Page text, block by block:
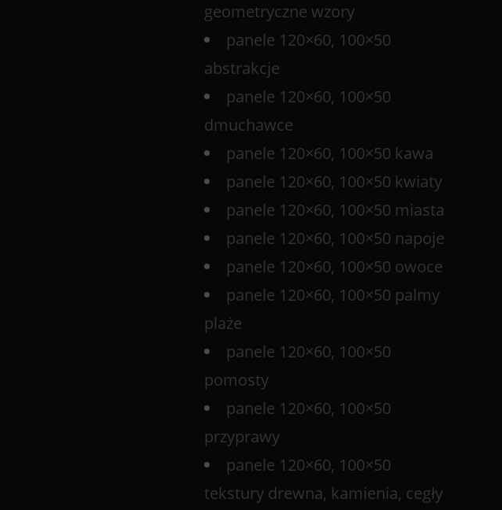
geometryczne wzory
panele 120×60, 100×50
abstrakcje
panele 120×60, 100×50
dmuchawce
panele 120×60, 100×50 kawa
panele 120×60, 100×50 kwiaty
panele 120×60, 100×50 miasta
panele 120×60, 100×50 napoje
panele 120×60, 100×50 owoce
panele 120×60, 100×50 palmy
plaże
panele 120×60, 100×50
pomosty
panele 120×60, 100×50
przyprawy
panele 120×60, 100×50
tekstury drewna, kamienia, cegły